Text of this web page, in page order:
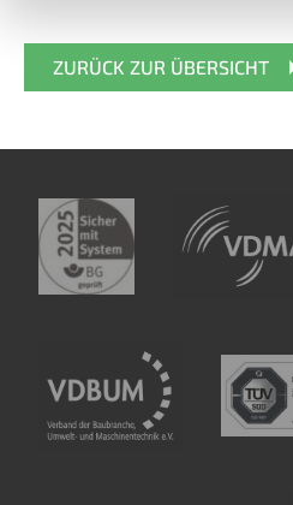
ZURÜCK ZUR ÜBERSICHT